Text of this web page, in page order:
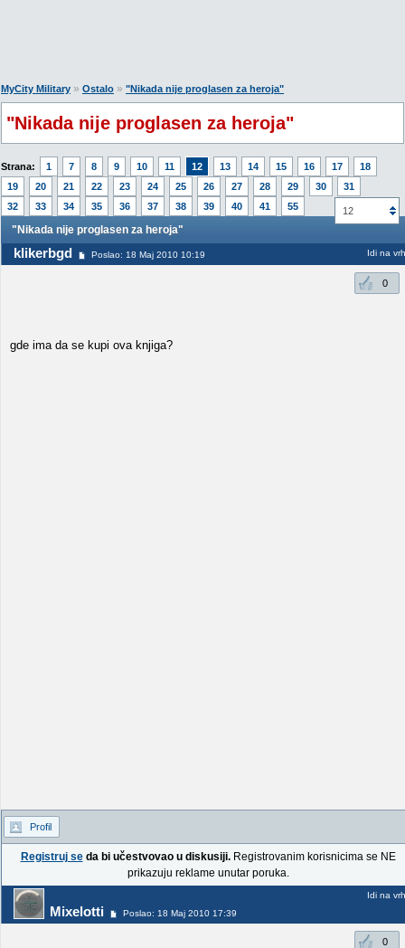
MyCity Military » Ostalo » "Nikada nije proglasen za heroja"
"Nikada nije proglasen za heroja"
Strana: 1 7 8 9 10 11 12 13 14 15 16 17
18
19
20 21 22 23 24 25 26 27 28 29 30
31
32
33 34 35 36 37 38 39 40 41 55 12
"Nikada nije proglasen za heroja"
klikerbgd Poslao: 18 Maj 2010 10:19 Idi na vrh
0
gde ima da se kupi ova knjiga?
Profil
Registruj seda bi učestvovao u diskusiji.Registrovanim korisnicima se NE
prikazuju reklame unutar poruka.
Mixelotti Poslao: 18 Maj 2010 17:39
Idi na vrh
0